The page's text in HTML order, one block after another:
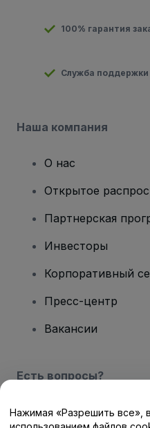
100% гарантия
Служба поддержки
Наша компания
О нас
Открытое
Партнерская
Инвесторы
Корпоративный
Пресс-центр
Вакансии
Есть вопросы?
Центр помощи /
Нажимая «Разрешить все»,